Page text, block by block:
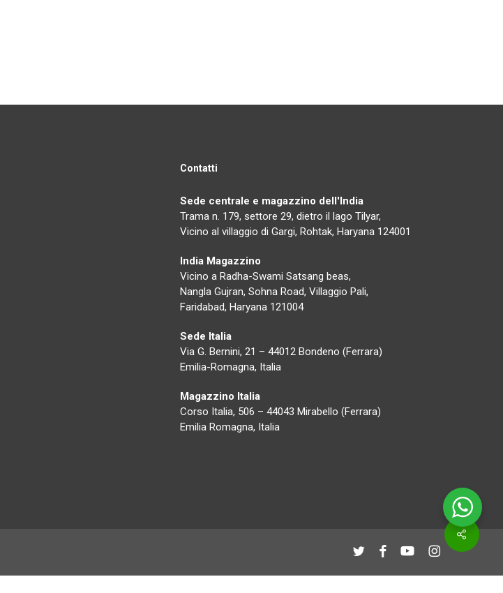
Contatti
Sede centrale e magazzino dell'India
Trama n. 179, settore 29, dietro il lago Tilyar,
Vicino al villaggio di Gargi, Rohtak, Haryana 124001
India Magazzino
Vicino a Radha-Swami Satsang beas,
Nangla Gujran, Sohna Road, Villaggio Pali,
Faridabad, Haryana 121004
Sede Italia
Via G. Bernini, 21 – 44012 Bondeno (Ferrara)
Emilia-Romagna, Italia
Magazzino Italia
Corso Italia, 506 – 44043 Mirabello (Ferrara)
Emilia Romagna, Italia
twitterFacebookYoutubeinstagram